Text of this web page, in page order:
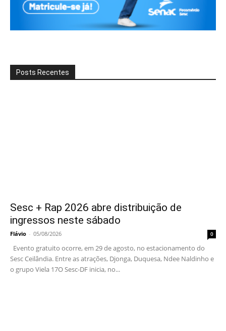
Posts Recentes
Sesc + Rap 2026 abre distribuição de
ingressos neste sábado
Flávio - 05/08/2026 0
Evento gratuito ocorre, em 29 de agosto, no estacionamento do
Sesc Ceilândia. Entre as atrações, Djonga, Duquesa, Ndee Naldinho e
o grupo Viela 17O Sesc-DF inicia, no...